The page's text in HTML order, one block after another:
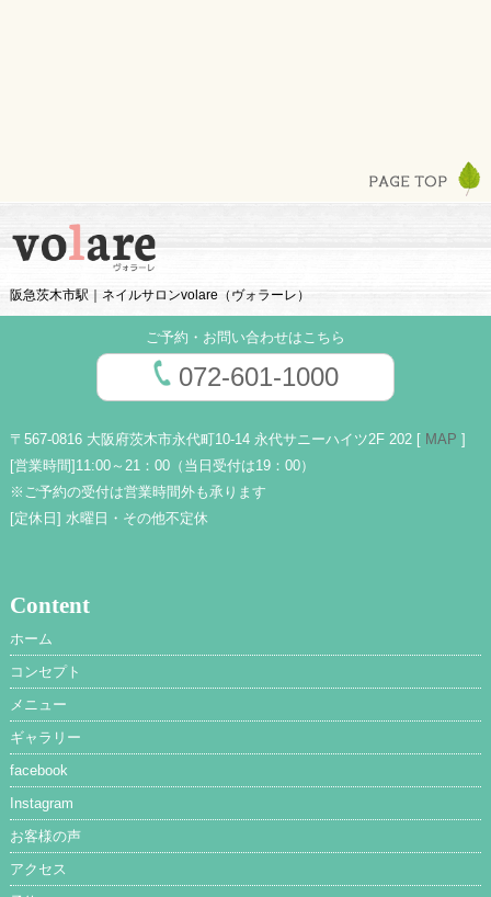
阪急茨木市駅｜ネイルサロンvolare（ヴォラーレ）
ご予約・お問い合わせはこちら
072-601-1000
〒567-0816 大阪府茨木市永代町10-14 永代サニーハイツ2F 202 [ MAP ]
[営業時間] 11:00～21：00（当日受付は19：00）
※ご予約の受付は営業時間外も承ります
[定休日] 水曜日・その他不定休
Content
ホーム
コンセプト
メニュー
ギャラリー
facebook
Instagram
お客様の声
アクセス